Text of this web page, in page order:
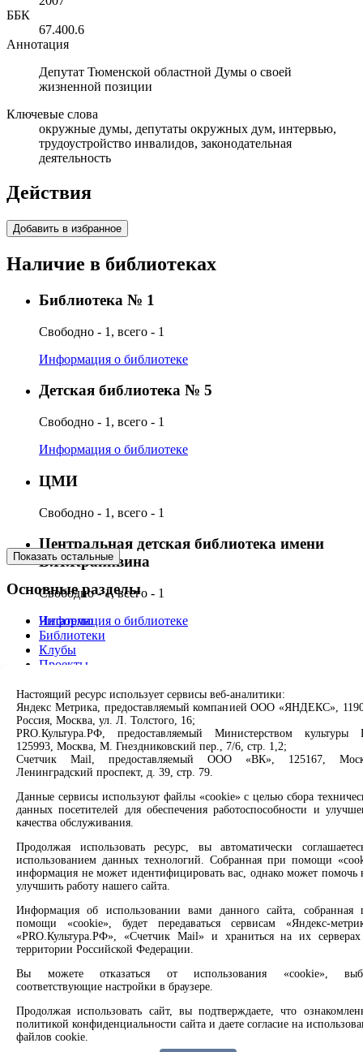
ББК
67.400.6
Аннотация
Депутат Тюменской областной Думы о своей
жизненной позиции
Ключевые слова
окружные думы, депутаты окружных дум, интервью,
трудоустройство инвалидов, законодательная
деятельность
Действия
Добавить в избранное
Наличие в библиотеках
Библиотека № 1
Свободно - 1, всего - 1
Информация о библиотеке
Детская библиотека № 5
Свободно - 1, всего - 1
Информация о библиотеке
ЦМИ
Свободно - 1, всего - 1
Центральная детская библиотека имени
В.П.Крапивина
Свободно - 1, всего - 1
Информация о библиотеке
Показать остальные
Основные разделы
Читателю
Библиотеки
Клубы
Проекты
Партнерам
Сервисы
Продлить книгу
Спроси библиотекаря
Оцените качество услуг
Направить обращение директору
Соцсети
Вконтакте
Одноклассники
Max
Rutube
Заметили опечатку? Выделите текст с ошибкой и нажмите
клавиши Ctrl+Enter или ссылку ниже
2008 –2026 © Централизованная городская библиотечная
система, 6+
Настоящий ресурс использует сервисы веб-аналитики:
Яндекс Метрика, предоставляемый компанией ООО «ЯНДЕКС»,
Россия, Москва, ул. Л. Толстого, 16;
PRO.Культура.РФ, предоставляемый Министерством культуры
125993, Москва, М. Гнездниковский пер., 7/6, стр. 1,2;
Счетчик Mail, предоставляемый ООО «ВК», 125167,
Ленинградский проспект, д. 39, стр. 79.
Данные сервисы используют файлы «cookie» с целью сбора
данных посетителей для обеспечения работоспособности и
качества обслуживания.
Продолжая использовать ресурс, вы автоматически
использованием данных технологий. Собранная при помощи
информация не может идентифицировать вас, однако может помочь
улучшить работу нашего сайта.
Информация об использовании вами данного сайта, собранная
помощи «cookie», будет передаваться сервисам «Яндекс-
«PRO.Культура.РФ», «Счетчик Mail» и храниться на их
территории Российской Федерации.
Вы можете отказаться от использования «cookie»,
соответствующие настройки в браузере.
Продолжая использовать сайт, вы подтверждаете, что
политикой конфиденциальности сайта и даете согласие на
файлов cookie.